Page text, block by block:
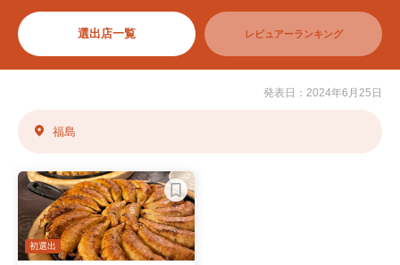
選出店一覧 レビュアーランキング
発表日：2024年6月25日
福島
初選出